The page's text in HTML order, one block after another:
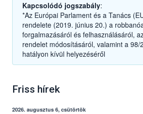
Kapcsolódó jogszabály:
*Az Európai Parlament és a Tanács
rendelete (2019. június 20.) a
forgalmazásáról és felhasználásáról,
rendelet módosításáról, valamint a 98/
hatályon kívül helyezéséről
Friss hírek
2026. augusztus 6, csütörtök